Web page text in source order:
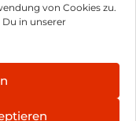
von Cookies zu.
in unserer
sein?